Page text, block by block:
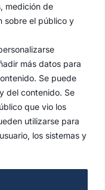
medición de
sobre el público y
más datos para
Se puede
del contenido. Se
que vio los
utilizarse para
los sistemas y